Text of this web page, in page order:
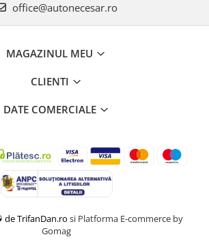
office@autonecesar.ro
MAGAZINUL MEU
CLIENTI
DATE COMERCIALE
de TrifanDan.ro si Platforma E-commerce by
Gomag